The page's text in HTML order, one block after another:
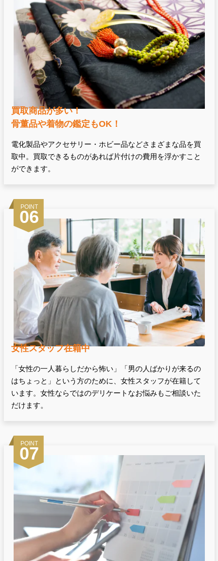
買取商品が多い！
骨董品や着物の鑑定もOK！
電化製品やアクセサリー・ホビー品などさまざまな品を買
取中。買取できるものがあれば片付けの費用を浮かすこと
ができます。
POINT
06
女性スタッフ在籍中
「女性の一人暮らしだから怖い」「男の人ばかりが来るの
はちょっと」という方のために、女性スタッフが在籍して
います。女性ならではのデリケートなお悩みもご相談いた
だけます。
POINT
07